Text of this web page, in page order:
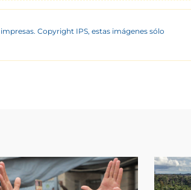
Copyright IPS, estas imágenes sólo